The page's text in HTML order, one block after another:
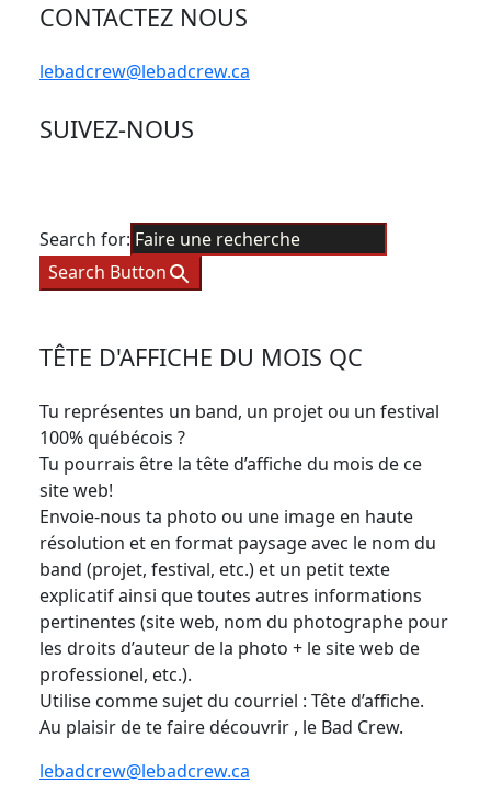
CONTACTEZ NOUS
lebadcrew@lebadcrew.ca
SUIVEZ-NOUS
Search for:
Search Button
TÊTE D'AFFICHE DU MOIS QC
Tu représentes un band, un projet ou un festival
100% québécois ?
Tu pourrais être la tête d’affiche du mois de ce
site web!
Envoie-nous ta photo ou une image en haute
résolution et en format paysage avec le nom du
band (projet, festival, etc.) et un petit texte
explicatif ainsi que toutes autres informations
pertinentes (site web, nom du photographe pour
les droits d’auteur de la photo + le site web de
professionel, etc.).
Utilise comme sujet du courriel : Tête d’affiche.
Au plaisir de te faire découvrir , le Bad Crew.
lebadcrew@lebadcrew.ca